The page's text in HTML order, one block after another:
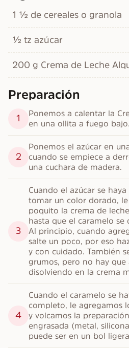
1 ½ de cereales o granola
½ tz azúcar
200 g Crema de Leche
Preparación
1
Ponemos a calentar la
en una ollita a fuego bajo.
2
Ponemos el azúcar en
cuando se empiece a
una cuchara de madera.
3
Cuando el azúcar se
tomar un color dorado,
poquito la crema de
hasta que el caramelo se
Al principio, cuando
salte un poco, por eso
y con cuidado. También
grumos, pero no hay que
disolviendo en la crema
4
Cuando el caramelo se
completo, le agregamos
y volcamos la
engrasada (metal,
puede ser en un bol